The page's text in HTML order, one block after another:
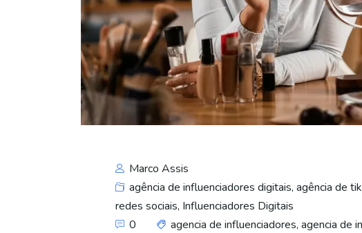
Marco Assis
agência de influenciadores digitais, agência de
redes sociais, Influenciadores Digitais
0
agencia de influenciadores, agencia de